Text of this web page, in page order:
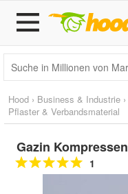
Hood › Business & Industrie ›
Pflaster & Verbandsmaterial
Gazin Kompressen
1